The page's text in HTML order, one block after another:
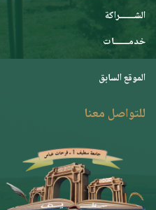
الشـــــــراكة
خدمـــــــات
الموقع السابق
للتواصل معنا